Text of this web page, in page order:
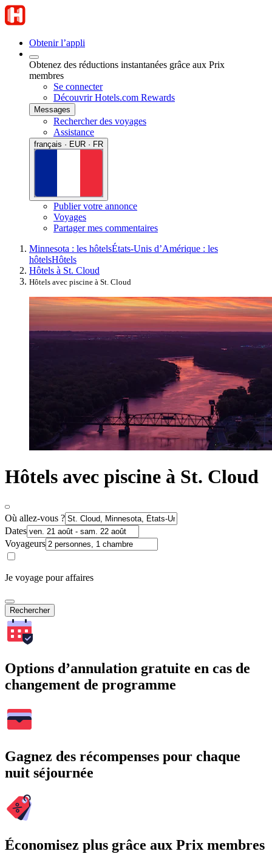
Obtenir l’appli
Obtenez des réductions instantanées grâce aux Prix
membres
Se connecter
Découvrir Hotels.com Rewards
Messages
Rechercher des voyages
Assistance
français · EUR · FR
Publier votre annonce
Voyages
Partager mes commentaires
Minnesota : les hôtelsÉtats-Unis d’Amérique : les
hôtelsHôtels
Hôtels à St. Cloud
Hôtels avec piscine à St. Cloud
Hôtels avec piscine à St. Cloud
Où allez-vous ?
Dates
Voyageurs
Je voyage pour affaires
Rechercher
Options d’annulation gratuite en cas de
changement de programme
Gagnez des récompenses pour chaque
nuit séjournée
Économisez plus grâce aux Prix membres